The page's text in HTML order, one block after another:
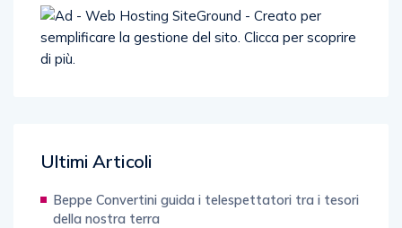
Ultimi Articoli
Beppe Convertini guida i telespettatori tra i tesori
della nostra terra